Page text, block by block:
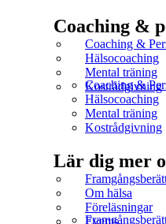
Coaching &
Coaching &
Hälsocoaching
Mental träning
Kostrådgivning
Coaching &
Hälsocoaching
Mental träning
Kostrådgivning
Lär dig mer
Om hälsa
Föreläsningar
Events